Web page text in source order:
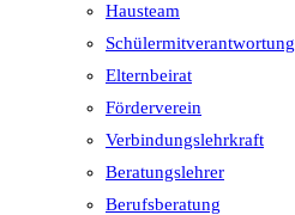
Hausteam
Schülermitverantwortung
Elternbeirat
Förderverein
Verbindungslehrkraft
Beratungslehrer
Berufsberatung